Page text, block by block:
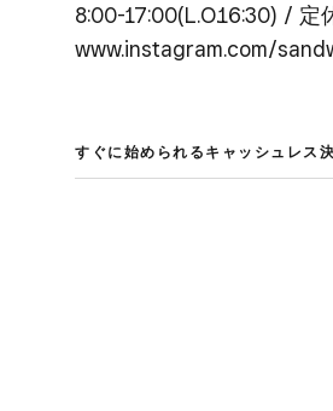
8:00-17:00(L.O.16:30) / 定
www.instagram.com/
すぐに​始められる​キャッシュレス